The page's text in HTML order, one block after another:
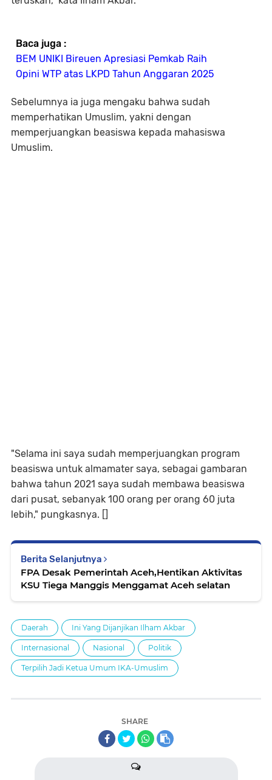
Baca juga :
BEM UNIKI Bireuen Apresiasi Pemkab Raih
Opini WTP atas LKPD Tahun Anggaran 2025
Sebelumnya ia juga mengaku bahwa sudah
memperhatikan Umuslim, yakni dengan
memperjuangkan beasiswa kepada mahasiswa
Umuslim.
"Selama ini saya sudah memperjuangkan program
beasiswa untuk almamater saya, sebagai gambaran
bahwa tahun 2021 saya sudah membawa beasiswa
dari pusat, sebanyak 100 orang per orang 60 juta
lebih," pungkasnya. []
Berita Selanjutnya
FPA Desak Pemerintah Aceh,Hentikan Aktivitas
KSU Tiega Manggis Menggamat Aceh selatan
Daerah Ini Yang Dijanjikan Ilham Akbar
Internasional Nasional Politik
Terpilih Jadi Ketua Umum IKA-Umuslim
SHARE